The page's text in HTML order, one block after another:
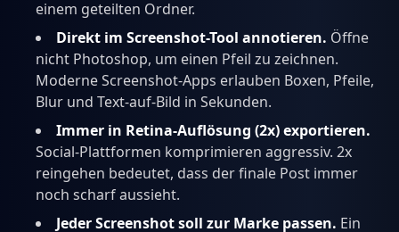
einem geteilten Ordner.
Direkt im Screenshot-Tool annotieren. Öffne
nicht Photoshop, um einen Pfeil zu zeichnen.
Moderne Screenshot-Apps erlauben Boxen, Pfeile,
Blur und Text-auf-Bild in Sekunden.
Immer in Retina-Auflösung (2x) exportieren.
Social-Plattformen komprimieren aggressiv. 2x
reingehen bedeutet, dass der finale Post immer
noch scharf aussieht.
Jeder Screenshot soll zur Marke passen. Ein